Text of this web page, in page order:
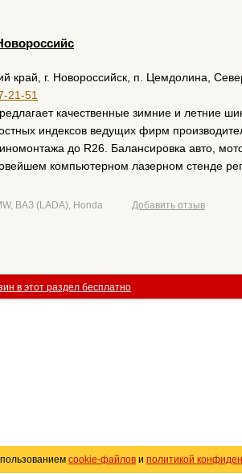
край, г. Новороссийск, п. Цемдолина,
21-51
качественные зимние и летние
индексов ведущих фирм
до R26. Балансировка авто,
компьютерном лазерном стенде
ВАЗ (LADA), Honda Добавить отзыв
в этот раздел бесплатно
cookie-файлов и политикой